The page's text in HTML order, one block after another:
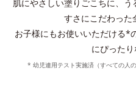
肌にやさしい塗りごこちに、
すさにこだわった
お子様にもお使いいただける*
にぴったり
* 幼児連用テスト実施済（すべての人